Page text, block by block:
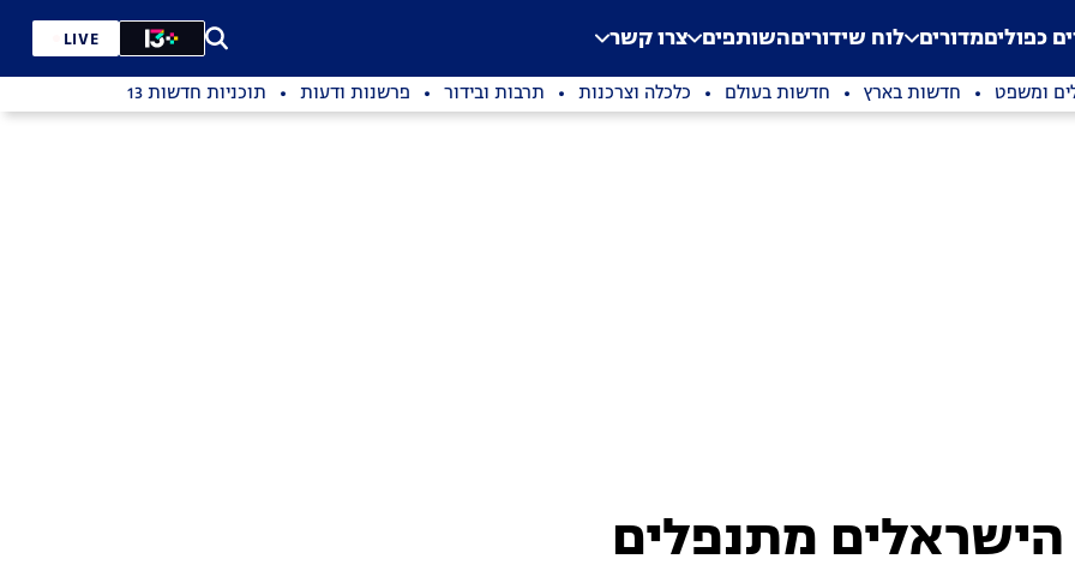
Application error: a
. כפוליםמדורים לוח שידוריםהשותפים צרו קשר LIVE
ומשפט חדשות בארץ חדשות בעולם כלכלה וצרכנות תרבות ובידור פרשנות ודעות תוכניות חדשות 13
הישראלים מתנפלים